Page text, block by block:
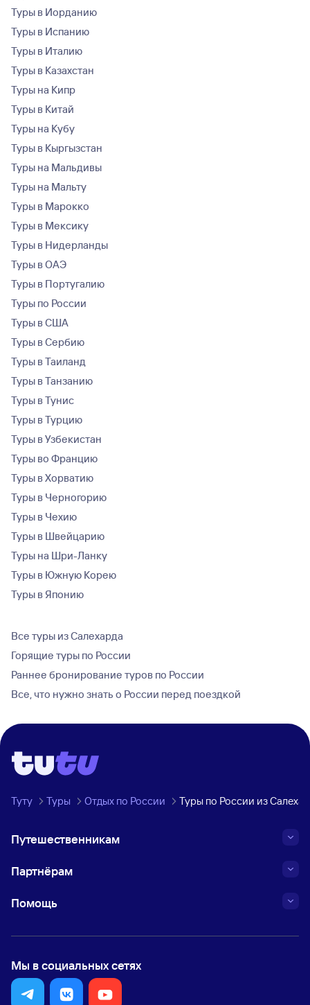
Туры в Иорданию
Туры в Испанию
Туры в Италию
Туры в Казахстан
Туры на Кипр
Туры в Китай
Туры на Кубу
Туры в Кыргызстан
Туры на Мальдивы
Туры на Мальту
Туры в Марокко
Туры в Мексику
Туры в Нидерланды
Туры в ОАЭ
Туры в Португалию
Туры по России
Туры в США
Туры в Сербию
Туры в Таиланд
Туры в Танзанию
Туры в Тунис
Туры в Турцию
Туры в Узбекистан
Туры во Францию
Туры в Хорватию
Туры в Черногорию
Туры в Чехию
Туры в Швейцарию
Туры на Шри-Ланку
Туры в Южную Корею
Туры в Японию
Все туры из Салехарда
Горящие туры по России
Раннее бронирование туров по России
Все, что нужно знать о России перед поездкой
Туту Туры Отдых по России Туры по России из
Путешественникам
Партнёрам
Помощь
Мы в социальных сетях